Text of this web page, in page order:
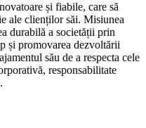
și fiabile, care să
ale clienților săi. Misiunea
durabilă a societății prin
și promovarea dezvoltării
său de a respecta cele
responsabilitate